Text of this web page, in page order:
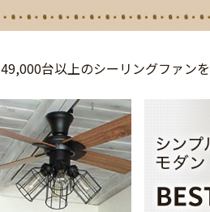
49,000台以上のシーリングファンを